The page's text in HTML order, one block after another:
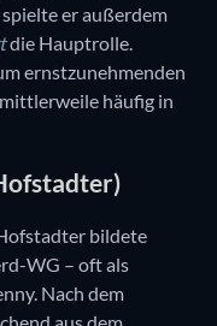
er außerdem
die Hauptrolle.
ernstzunehmenden
häufig in
bildete
WG – oft als
Nach dem